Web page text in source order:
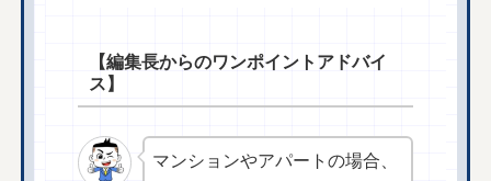
【編集長からのワンポイントアドバイ
ス】
マンションやアパートの場合、